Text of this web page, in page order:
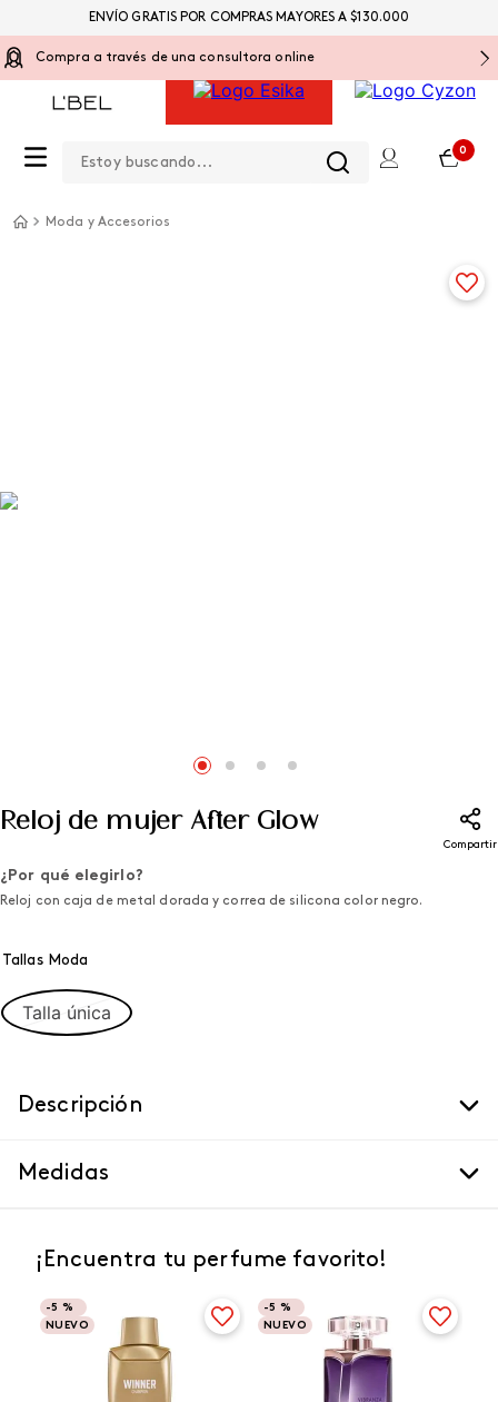
Compra a través de una consultora online
0
ENVÍO GRATIS POR COMPRAS MAYORES A $130.000
Moda y Accesorios
Reloj de mujer After Glow
Compartir
¿Por qué elegirlo?
Reloj con caja de metal dorada y correa de silicona color negro.
Tallas Moda
Talla única
Descripción
Medidas
¡Encuentra tu perfume favorito!
-5 %
NUEVO
-5 %
NUEVO